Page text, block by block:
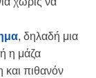
, δηλαδή μια
η μάζα
και πιθανόν